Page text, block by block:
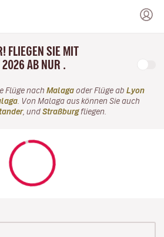
FLIEGEN SIE MIT
2026 AB NUR .
Flüge nach Malaga oder Flüge ab Lyon
. Von Malaga aus können Sie auch
, und Straßburgfliegen.